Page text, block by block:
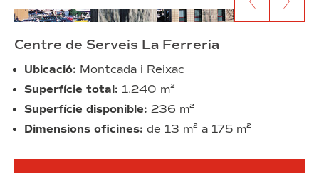
Anar al
Anar al contingut anterior
Centre de Serveis La Ferreria
Ubicació: Montcada i Reixac
Superfície total: 1.240 m²
Superfície disponible: 236 m²
Dimensions oficines: de 13 m² a 175 m²